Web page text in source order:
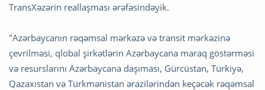
TransXəzərin reallaşması ərəfəsindəyik.
"Azərbaycanın rəqəmsal mərkəzə və transit mərkəzinə
çevrilməsi, qlobal şirkətlərin Azərbaycana maraq göstərməsi
və resurslarını Azərbaycana daşıması, Gürcüstan, Türkiyə,
Qazaxıstan və Türkmənistan ərazilərindən keçəcək rəqəmsal